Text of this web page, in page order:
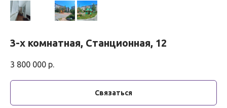
3-х комнатная, Станционная, 12
3 800 000 р.
Связаться